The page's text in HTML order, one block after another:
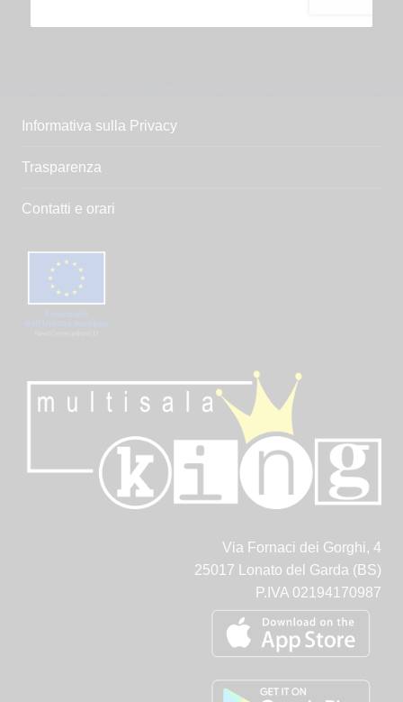
Informativa sulla Privacy
Trasparenza
Contatti e orari
Via Fornaci dei Gorghi, 4
25017 Lonato del Garda (BS)
P.IVA 02194170987